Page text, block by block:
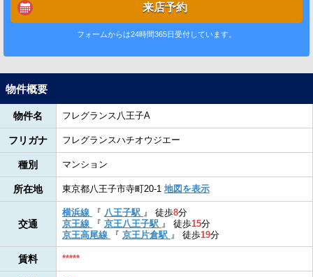
来店予約
フォームからは24時間365日受付しています。
物件概要
物件名 フレグランス八王子A
フリガナ フレグランスハチオウジエー
種別 マンション
所在地 東京都八王子市寺町20-1 地図を表示
交通
横浜線 『 八王子駅 』 徒歩8分
京王線
『 京王八王子駅 』 徒歩15分
京王高尾線
『 京王片倉駅 』 徒歩19分
賃料 *****